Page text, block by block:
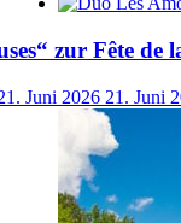
zur Fête de
Juni 2026 21. Juni